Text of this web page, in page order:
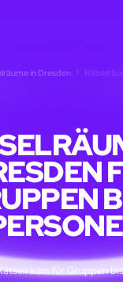
in Dresden
für Gruppen